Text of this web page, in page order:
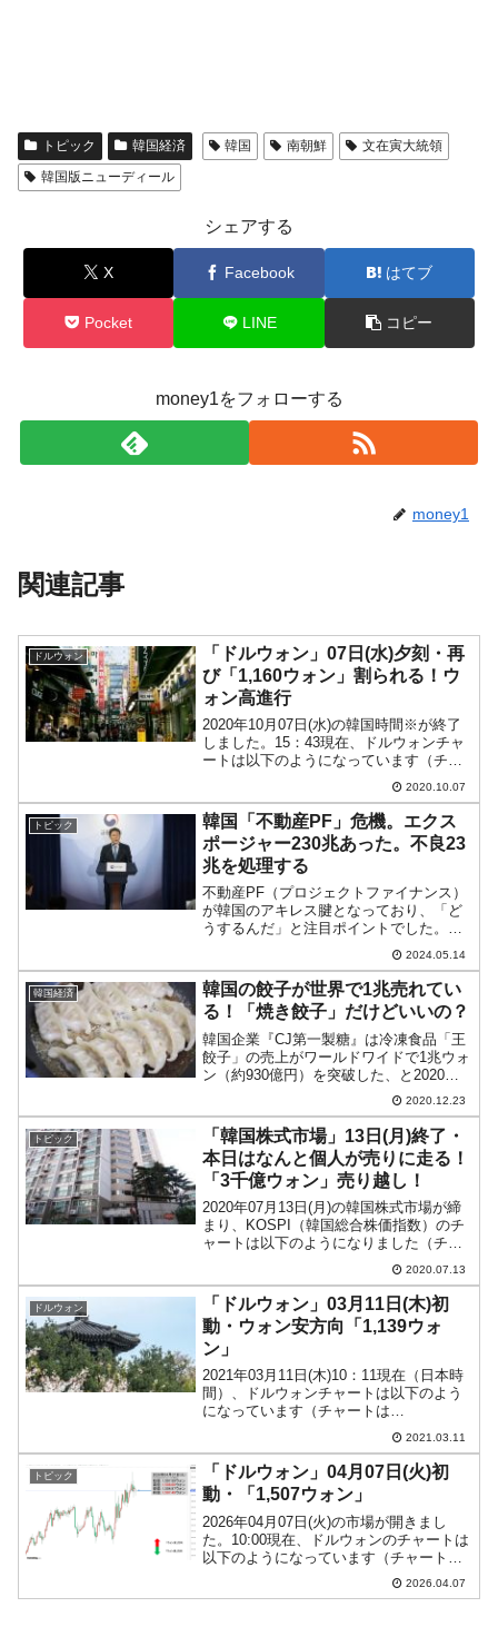
トピック 韓国経済 韓国 南朝鮮
文在寅大統領
韓国版ニューディール
シェアする
X Facebook はてブ
Pocket LINE コピー
money1をフォローする
money1
関連記事
ドルウォン
「ドルウォン」07日(水)夕刻・再
び「1,160ウォン」割られる！ウ
ォン高進行
2020年10月07日(水)の韓国時間※が終了
しました。15：43現在、ドルウォンチャ
ートは以下のようになっています（チャ
ートは『Investing.com』より引用：以下
同）。陰線に転換し、大きくウォン高方
向へ進行しました。再び「1ドル＝...
2020.10.07
トピック
韓国「不動産PF」危機。エクス
ポージャー230兆あった。不良23
兆を処理する
不動産PF（プロジェクトファイナンス）
が韓国のアキレス腱となっており、「ど
うするんだ」と注目ポイントでした。韓
国で唯一の内需といっていい不動産市場
が弱々なままでは困るのです。2024年05
月13日、韓国金融委員会と金融監督院が
共同で「不動産...
2024.05.14
韓国経済
韓国の餃子が世界で1兆売れてい
る！「焼き餃子」だけどいいの？
韓国企業『CJ第一製糖』は冷凍食品「王
餃子」の売上がワールドワイドで1兆ウォ
ン（約930億円）を突破した、と2020年
12月22日明らかにしました。↑王餃子。
PHOTO(C)CJ FOODS JAPAN.この「王
餃子」は韓国シェアNO.1の...
2020.12.23
トピック
「韓国株式市場」13日(月)終了・
本日はなんと個人が売りに走る！
「3千億ウォン」売り越し！
2020年07月13日(月)の韓国株式市場が締
まり、KOSPI（韓国総合株価指数）のチ
ャートは以下のようになりました（チャ
ートは『Investing.com』より引用）。陽
線となりました。株高進行です。本日は
面白い現象が起こっています。以下...
2020.07.13
ドルウォン
「ドルウォン」03月11日(木)初
動・ウォン安方向「1,139ウォ
ン」
2021年03月11日(木)10：11現在（日本時
間）、ドルウォンチャートは以下のよう
になっています（チャートは
『Investing.com』より引用：以下同）。
まだ初動段階ですが、一応ウォン安方向
に向かっており、一時は「1ドル＝
1,140...
2021.03.11
トピック
「ドルウォン」04月07日(火)初
動・「1,507ウォン」
2026年04月07日(火)の市場が開きまし
た。10:00現在、ドルウォンのチャートは
以下のようになっています（チャートは
『Investing.com』より引用）。現在のと
ころ「1ドル＝1,507ウォン」近辺の攻防
2026.04.07